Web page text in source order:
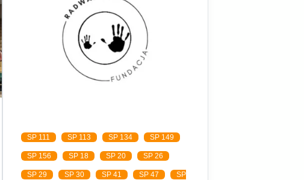
SP 111 SP 113 SP 134 SP 149
SP 156 SP 18 SP 20 SP 26
SP 29 SP 30 SP 41 SP 47 SP